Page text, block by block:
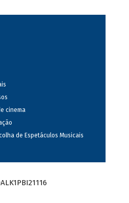
cinema
de Espetáculos Musicais